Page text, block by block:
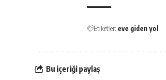
Etiketler: eve giden yol
Bu içeriği paylaş